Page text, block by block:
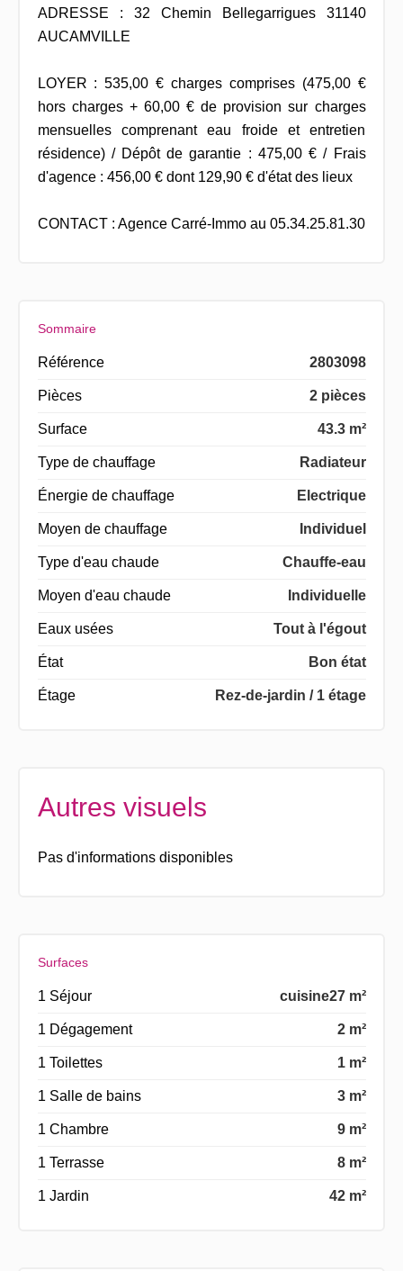
ADRESSE : 32 Chemin Bellegarrigues 31140
AUCAMVILLE
LOYER : 535,00 € charges comprises (475,00 €
hors charges + 60,00 € de provision sur charges
mensuelles comprenant eau froide et entretien
résidence) / Dépôt de garantie : 475,00 € / Frais
d'agence : 456,00 € dont 129,90 € d'état des lieux
CONTACT : Agence Carré-Immo au 05.34.25.81.30
Sommaire
Référence 2803098
Pièces 2 pièces
Surface 43.3 m²
Type de chauffage Radiateur
Énergie de chauffage Electrique
Moyen de chauffage Individuel
Type d'eau chaude Chauffe-eau
Moyen d'eau chaude Individuelle
Eaux usées Tout à l'égout
État Bon état
Étage Rez-de-jardin / 1 étage
Autres visuels
Pas d'informations disponibles
Surfaces
1 Séjour 27 m²
cuisine
1 Dégagement 2 m²
1 Toilettes 1 m²
1 Salle de bains 3 m²
1 Chambre 9 m²
1 Terrasse 8 m²
1 Jardin 42 m²